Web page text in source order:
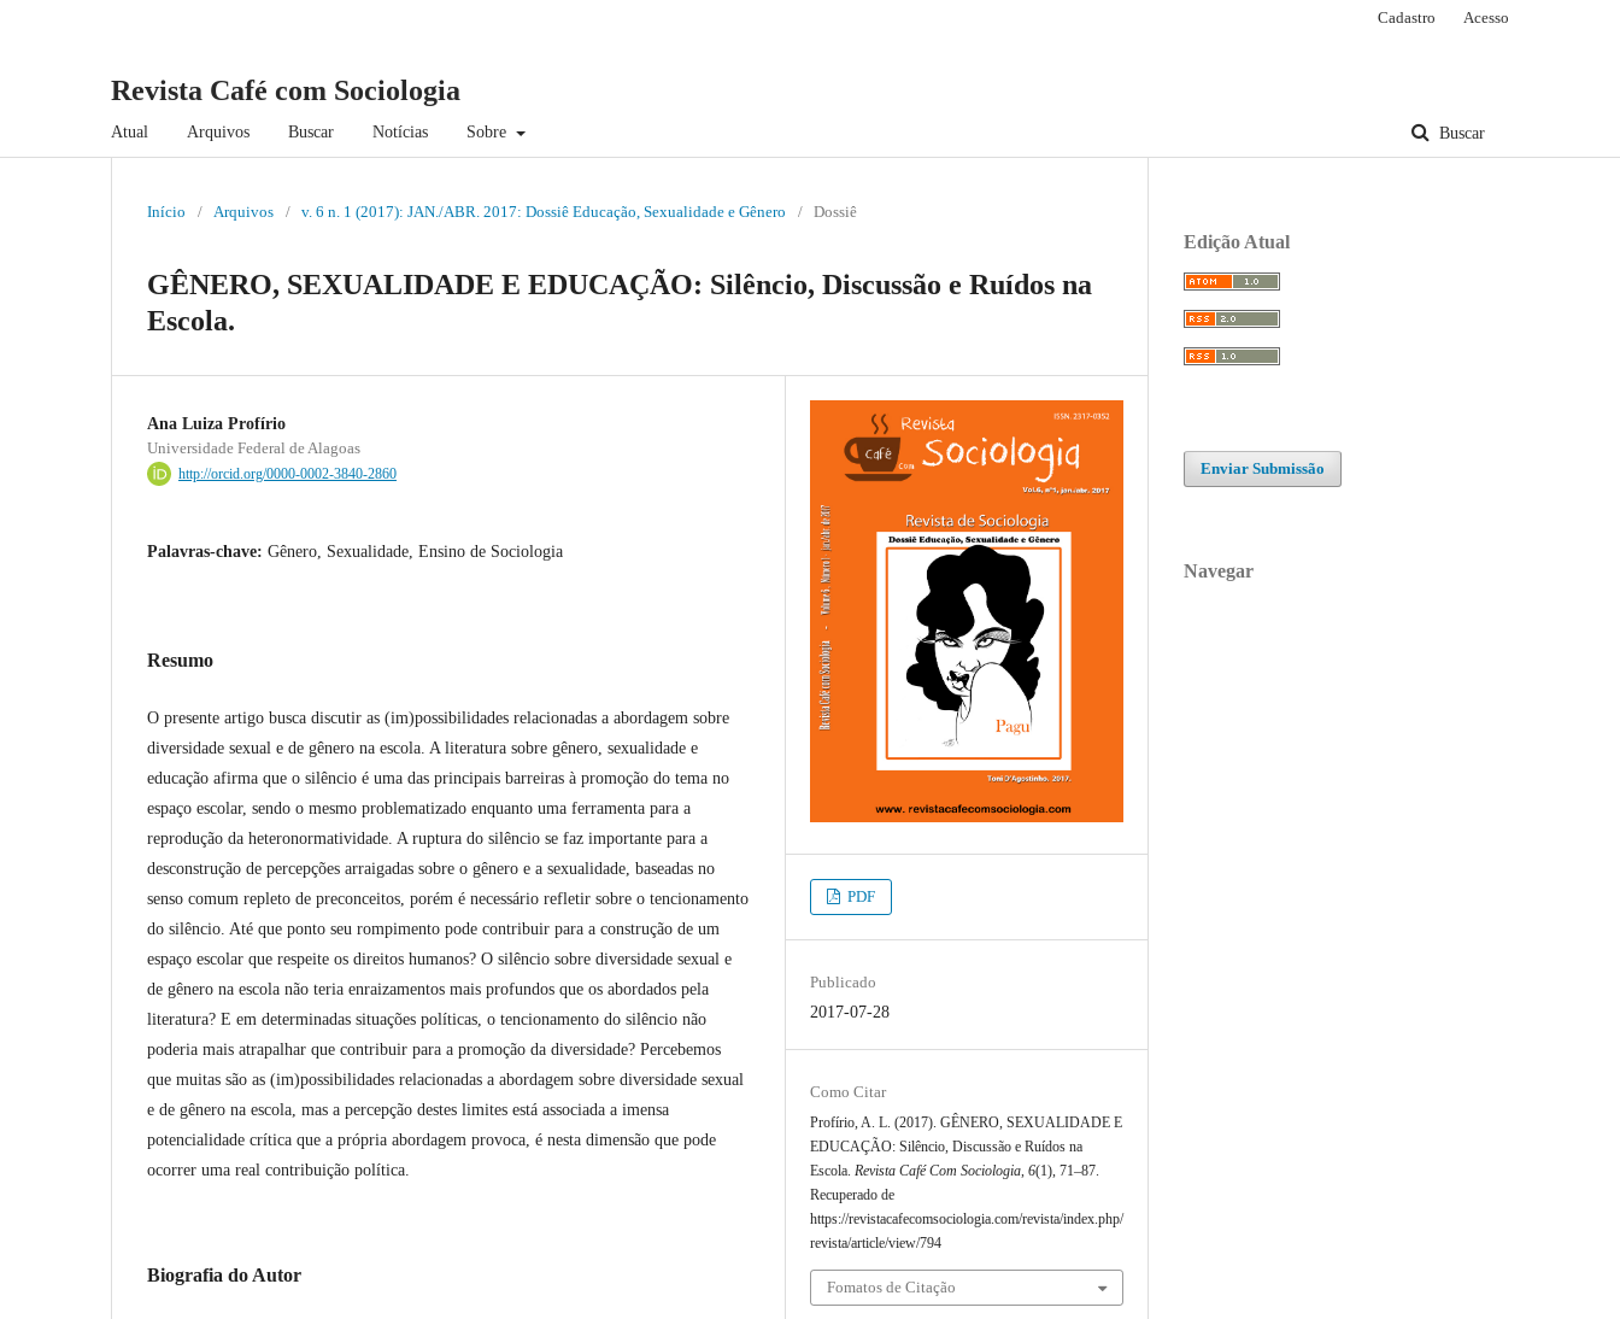
Revista Café com Sociologia
Atual Arquivos Buscar Notícias Sobre Buscar
Cadastro Acesso
Início / Arquivos / v. 6 n. 1 (2017): JAN./ABR. 2017: Dossiê Educação, Sexualidade e Gênero / Dossiê
GÊNERO, SEXUALIDADE E EDUCAÇÃO: Silêncio, Discussão e Ruídos na
Escola.
Ana Luiza Profírio
Universidade Federal de Alagoas
http://orcid.org/0000-0002-3840-2860
Palavras-chave: Gênero, Sexualidade, Ensino de Sociologia
Resumo
O presente artigo busca discutir as (im)possibilidades relacionadas a abordagem sobre
diversidade sexual e de gênero na escola. A literatura sobre gênero, sexualidade e
educação afirma que o silêncio é uma das principais barreiras à promoção do tema no
espaço escolar, sendo o mesmo problematizado enquanto uma ferramenta para a
reprodução da heteronormatividade. A ruptura do silêncio se faz importante para a
desconstrução de percepções arraigadas sobre o gênero e a sexualidade, baseadas no
senso comum repleto de preconceitos, porém é necessário refletir sobre o tencionamento
do silêncio. Até que ponto seu rompimento pode contribuir para a construção de um
espaço escolar que respeite os direitos humanos? O silêncio sobre diversidade sexual e
de gênero na escola não teria enraizamentos mais profundos que os abordados pela
literatura? E em determinadas situações políticas, o tencionamento do silêncio não
poderia mais atrapalhar que contribuir para a promoção da diversidade? Percebemos
que muitas são as (im)possibilidades relacionadas a abordagem sobre diversidade sexual
e de gênero na escola, mas a percepção destes limites está associada a imensa
potencialidade crítica que a própria abordagem provoca, é nesta dimensão que pode
ocorrer uma real contribuição política.
Biografia do Autor
PDF
Publicado
2017-07-28
Como Citar
Profírio, A. L. (2017). GÊNERO, SEXUALIDADE E
EDUCAÇÃO: Silêncio, Discussão e Ruídos na
Escola. Revista Café Com Sociologia, 6(1), 71–87.
Recuperado de
https://revistacafecomsociologia.com/revista/index.php/
revista/article/view/794
Fomatos de Citação
Edição Atual
Enviar Submissão
Navegar